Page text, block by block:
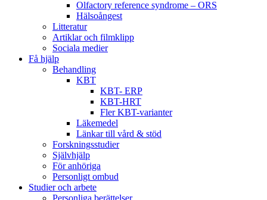
Olfactory reference syndrome – ORS
Hälsoångest
Litteratur
Artiklar och filmklipp
Sociala medier
Få hjälp
Behandling
KBT
KBT- ERP
KBT-HRT
Fler KBT-varianter
Läkemedel
Länkar till vård & stöd
Forskningsstudier
Självhjälp
För anhöriga
Personligt ombud
Studier och arbete
Personliga berättelser